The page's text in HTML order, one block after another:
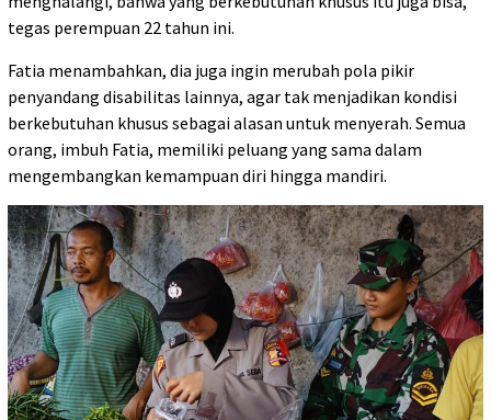
tegas perempuan 22 tahun ini.
Fatia menambahkan, dia juga ingin merubah pola pikir
penyandang disabilitas lainnya, agar tak menjadikan kondisi
berkebutuhan khusus sebagai alasan untuk menyerah. Semua
orang, imbuh Fatia, memiliki peluang yang sama dalam
mengembangkan kemampuan diri hingga mandiri.